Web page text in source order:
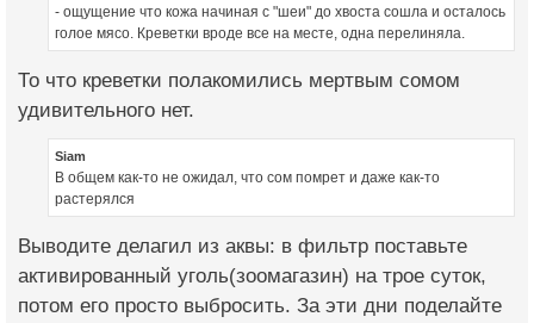
- ощущение что кожа начиная с "шеи" до хвоста сошла и осталось
голое мясо. Креветки вроде все на месте, одна перелиняла.
То что креветки полакомились мертвым сомом
удивительного нет.
Siam
В общем как-то не ожидал, что сом помрет и даже как-то
растерялся
Выводите делагил из аквы: в фильтр поставьте
активированный уголь(зоомагазин) на трое суток,
потом его просто выбросить. За эти дни поделайте